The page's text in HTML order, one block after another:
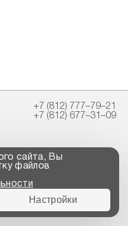
+7 (812) 777–79–21
+7 (812) 677–31–09
сайта, Вы
файлов
Настройки